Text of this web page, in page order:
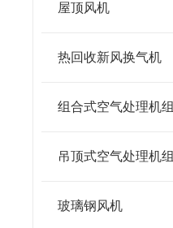
屋顶风机
热回收新风换气机
组合式空气处理机组
吊顶式空气处理机组
玻璃钢风机